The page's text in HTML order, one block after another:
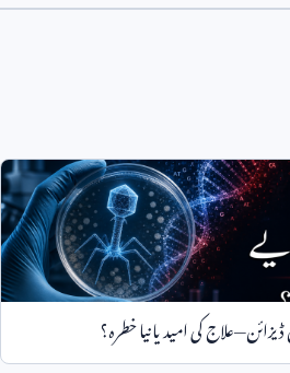
کی امید یا نیا خطرہ؟